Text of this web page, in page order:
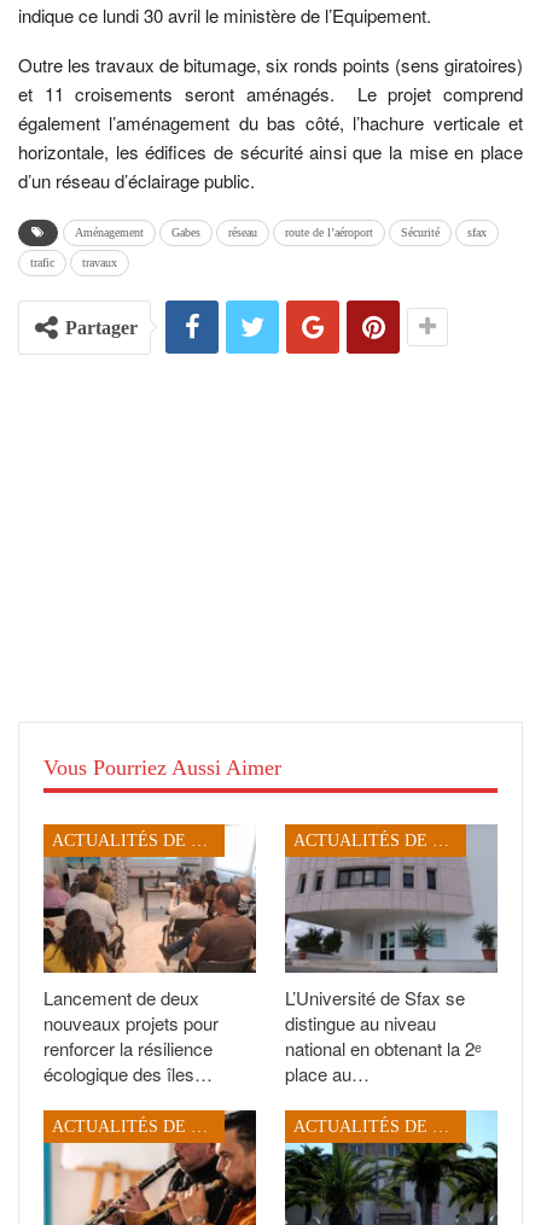
indique ce lundi 30 avril le ministère de l’Equipement.
Outre les travaux de bitumage, six ronds points (sens giratoires)
et 11 croisements seront aménagés. Le projet comprend
également l’aménagement du bas côté, l’hachure verticale et
horizontale, les édifices de sécurité ainsi que la mise en place
d’un réseau d’éclairage public.
Aménagement Gabes réseau route de l’aéroport Sécurité sfax
trafic travaux
Partager
Vous Pourriez Aussi Aimer
Lancement de deux
nouveaux projets pour
renforcer la résilience
écologique des îles…
L’Université de Sfax se
distingue au niveau
national en obtenant la 2ᵉ
place au…
ACTUALITÉS DE SFAX ACTUALITÉS DE SFAX